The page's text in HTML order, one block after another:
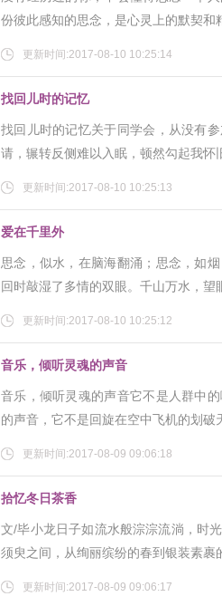
份彼此感知的思念，是心灵上的默契
更新时间:2017-08-10 10:25:14
找回儿时的记忆
找回儿时的记忆关于同学会，从没有
请，辗转反侧难以入眠，顿然勾起我
更新时间:2017-08-10 10:25:13
爱在千里外
思念，似水，在脑海翻涌；思念，如
回时敲湿了多情的双眼。千山万水，
更新时间:2017-08-10 10:25:12
音乐，倾听灵魂的声音
音乐，倾听灵魂的声音它不是人群中
的声音，它不是回旋在空中飞机的划
更新时间:2017-08-09 09:06:18
拾忆冬日茶香
文/毕小龙日子如流水般淙淙流淌，时
须臾之间，从绚丽缤纷的春到银装素
更新时间:2017-08-09 09:06:17